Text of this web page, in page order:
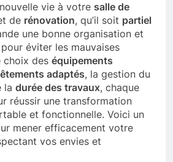
vie à votre salle de
de rénovation, qu’il soit partiel
une bonne organisation et
éviter les mauvaises
choix des équipements
adaptés, la gestion du
la durée des travaux, chaque
réussir une transformation
et fonctionnelle. Voici un
mener efficacement votre
vos envies et